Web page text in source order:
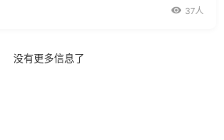
霄山余脉。山岭自罗霄山蜿蜒而来，至浏阳 37人
没有更多信息了